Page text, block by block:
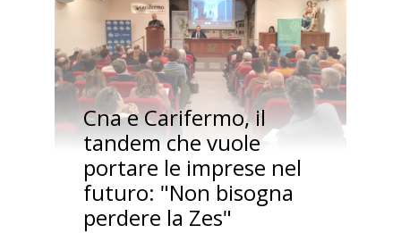
Cna e Carifermo, il
tandem che vuole
portare le imprese nel
futuro: "Non bisogna
perdere la Zes"